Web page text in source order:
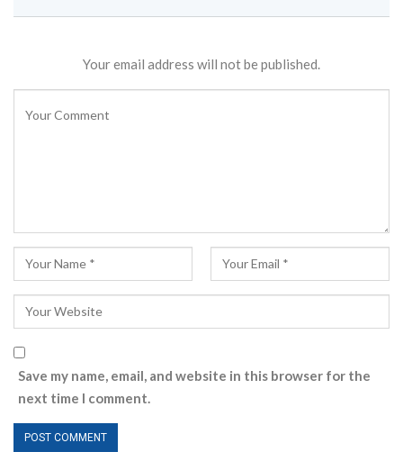
Your email address will not be published.
Save my name, email, and website in this browser for the
next time I comment.